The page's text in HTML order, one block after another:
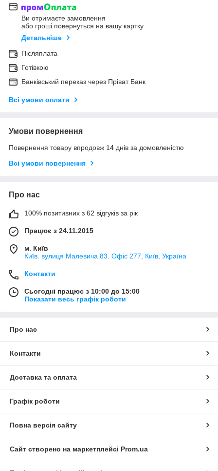
Ви отримаєте замовлення
або гроші повернуться на вашу картку
Детальніше
Післяплата
Готівкою
Банківський переказ через Пріват Банк
Всі умови оплати
Умови повернення
Повернення товару впродовж 14 днів за домовленістю
Всі умови повернення
Про нас
100% позитивних з 62 відгуків за рік
Працює з 24.11.2015
м. Київ
Київ. вулиця Малевича 83. Офіс 277, Київ, Україна
Контакти
Сьогодні працює з 10:00 до 15:00
Показати весь графік роботи
Про нас
Контакти
Доставка та оплата
Графік роботи
Повна версія сайту
Сайт створено на маркетплейсі Prom.ua